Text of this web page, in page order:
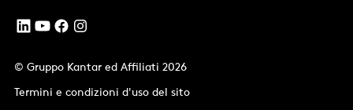
© Gruppo Kantar ed Affiliati 2026
Termini e condizioni d'uso del sito